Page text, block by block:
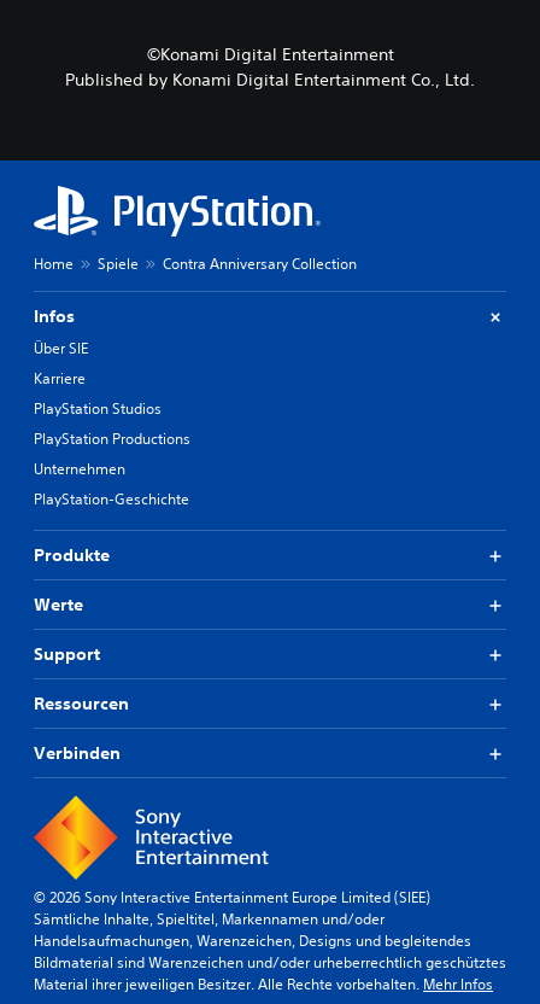
e
e
e
w
g
u
e
u
u
n
e
w
n
z
u
m
s
s
e
n
.
e
e
l
j
i
t
n
e
.
S
i
l
w
r
p
a
u
s
©Konami Digital Entertainment
Published by Konami Digital Entertainment Co., Ltd.
Home Spiele Contra Anniversary Collection
Infos
Über SIE
Karriere
PlayStation Studios
PlayStation Productions
Unternehmen
PlayStation-Geschichte
Produkte
Werte
Support
Ressourcen
Verbinden
© 2026 Sony Interactive Entertainment Europe Limited (SIEE)
Sämtliche Inhalte, Spieltitel, Markennamen und/oder
Handelsaufmachungen, Warenzeichen, Designs und begleitendes
Bildmaterial sind Warenzeichen und/oder urheberrechtlich geschütztes
Material ihrer jeweiligen Besitzer. Alle Rechte vorbehalten. Mehr Infos